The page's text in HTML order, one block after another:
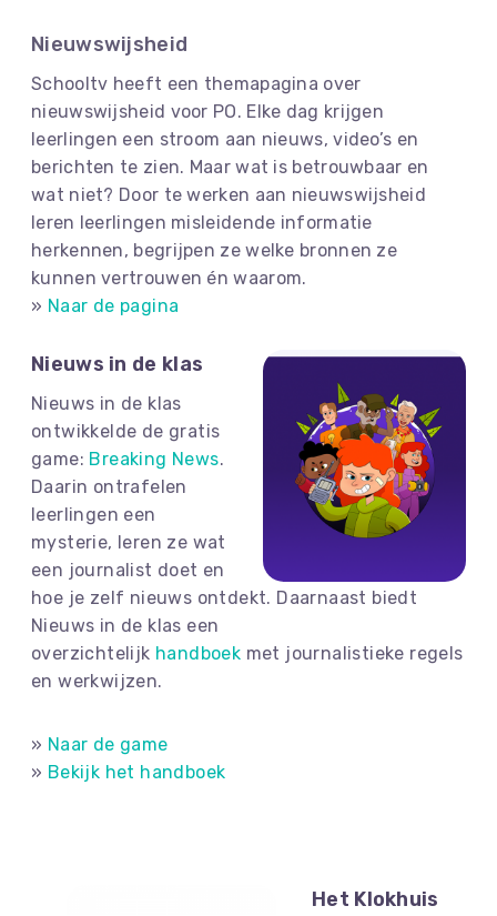
Nieuwswijsheid
Schooltv heeft een themapagina over
nieuwswijsheid voor PO. Elke dag krijgen
leerlingen een stroom aan nieuws, video’s en
berichten te zien. Maar wat is betrouwbaar en
wat niet? Door te werken aan nieuwswijsheid
leren leerlingen misleidende informatie
herkennen, begrijpen ze welke bronnen ze
kunnen vertrouwen én waarom.
» Naar de pagina
Nieuws in de klas
Nieuws in de klas
ontwikkelde de gratis
game: Breaking News.
Daarin ontrafelen
leerlingen een
mysterie, leren ze wat
een journalist doet en
hoe je zelf nieuws ontdekt. Daarnaast biedt
Nieuws in de klas een
overzichtelijk handboek met journalistieke regels
en werkwijzen.
» Naar de game
» Bekijk het handboek
Het Klokhuis